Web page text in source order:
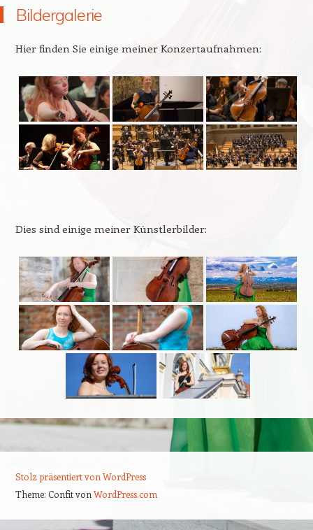
Bildergalerie
Hier finden Sie einige meiner Konzertaufnahmen:
Dies sind einige meiner Künstlerbilder:
Stolz präsentiert von WordPress
Theme: Confit von WordPress.com